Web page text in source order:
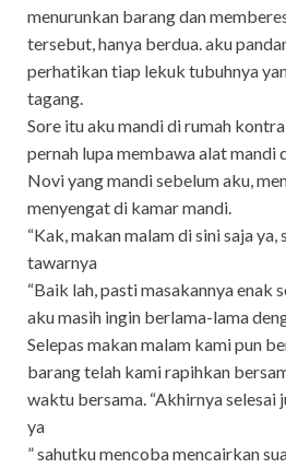
menurunkan barang dan
tersebut, hanya berdua. aku
perhatikan tiap lekuk tubuhnya
tagang.
Sore itu aku mandi di rumah
pernah lupa membawa alat
Novi yang mandi sebelum aku,
menyengat di kamar mandi.
“Kak, makan malam di sini saja ya,
tawarnya
“Baik lah, pasti masakannya enak
aku masih ingin berlama-lama
Selepas makan malam kami pun
barang telah kami rapihkan
waktu bersama. “Akhirnya selesai
ya
” sahutku mencoba mencairkan